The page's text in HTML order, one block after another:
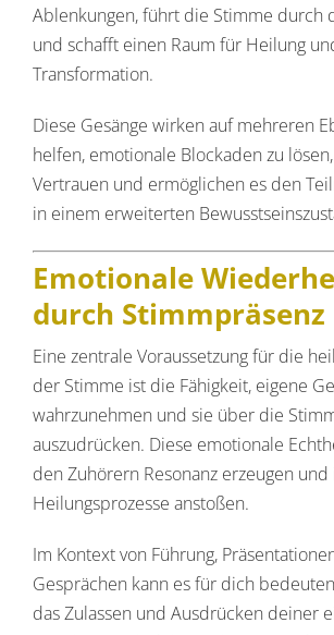
Ablenkungen, führt die Stimme durch
und schafft einen Raum für Heilung
Transformation.
Diese Gesänge wirken auf mehreren
helfen, emotionale Blockaden zu
Vertrauen und ermöglichen es den
in einem erweiterten
Emotionale
durch Stimmpräsenz
Eine zentrale Voraussetzung für die
der Stimme ist die Fähigkeit, eigene
wahrzunehmen und sie über die
auszudrücken. Diese emotionale
den Zuhörern Resonanz erzeugen
Heilungsprozesse anstoßen.
Im Kontext von Führung,
Gesprächen kann es für dich
das Zulassen und Ausdrücken deiner